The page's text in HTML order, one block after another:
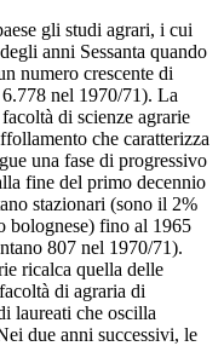
gli studi agrari, i cui
anni Sessanta quando
numero crescente di
nel 1970/71). La
di scienze agrarie
che caratterizza
una fase di progressivo
fine del primo decennio
stazionari (sono il 2%
bolognese) fino al 1965
807 nel 1970/71).
ricalca quella delle
di agraria di
laureati che oscilla
due anni successivi, le